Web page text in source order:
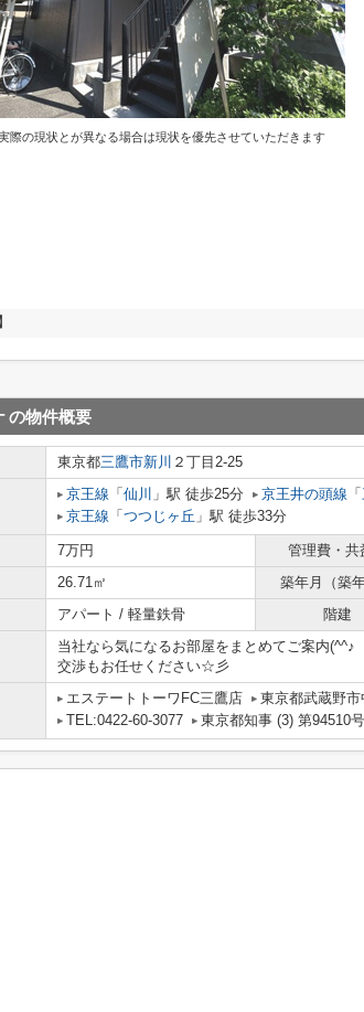
際の現状とが異なる場合は現状を優先させていただきます
の物件概要
東京都三鷹市新川 ２丁目2-25
京王線 「 仙川 」駅 徒歩25分 京王井の頭線 「
京王線 「 つつじヶ丘 」駅 徒歩33分
7万円 管理費・共
26.71㎡ 築年月（築年
アパート / 軽量鉄骨 階建
当社なら気になるお部屋をまとめてご案内(^^♪
交渉もお任せください☆彡
エステートトーワFC三鷹店
東京都武蔵野
TEL:0422-60-3077
東京都知事 (3) 第94510号